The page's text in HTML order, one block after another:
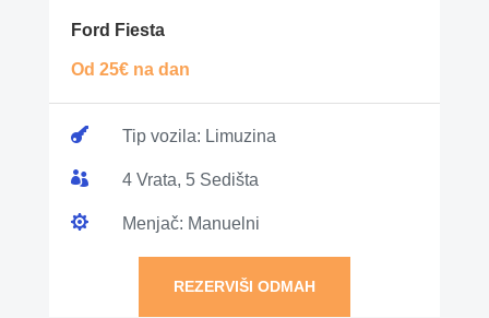
Ford Fiesta
Od 25€ na dan
 Tip vozila: Limuzina
 4 Vrata, 5 Sedišta
 Menjač: Manuelni
REZERVIŠI ODMAH